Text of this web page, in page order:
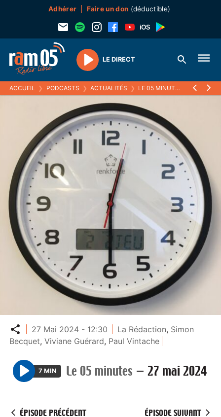
Adhérer Faire un don (déductible)
Play
LE DIRECT
ACCUEIL ❯ PODCASTS ❯ ACTUALITÉS ❯ LE 05 MINUTES 27 MAI
Partager
27 Mai 2024 - 12:30 La Rédaction, Simon
Becquet,Viviane Guérard, Paul Vintache
P
7 MIN Le 05 minutes — 27 mai 2024
ÉPISODE PRÉCÉDENT ÉPISODE SUIVANT